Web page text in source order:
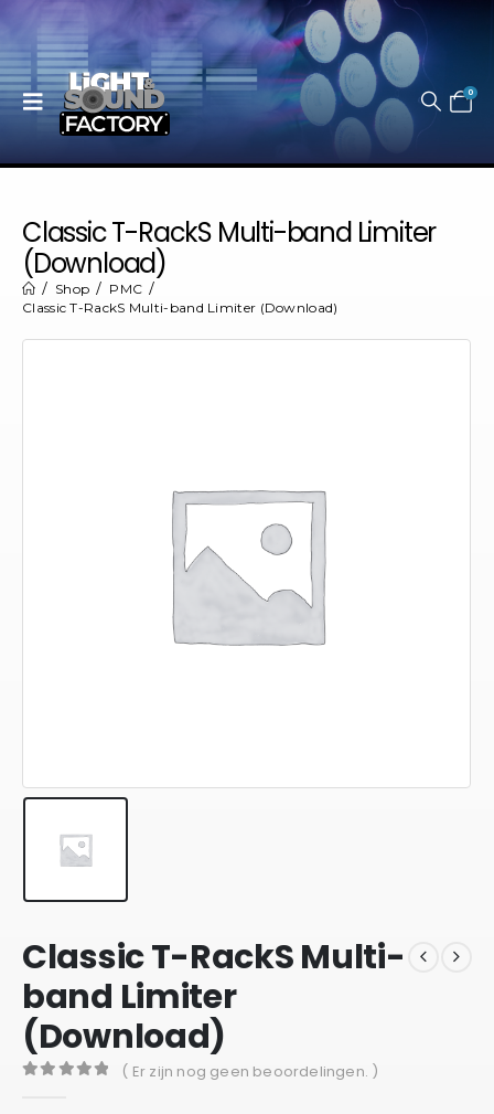
0
Classic T-RackS Multi-band Limiter
(Download)
Shop
PMC
Classic T-RackS Multi-band Limiter (Download)
Classic T-RackS Multi-
band Limiter
(Download)
( Er zijn nog geen beoordelingen. )